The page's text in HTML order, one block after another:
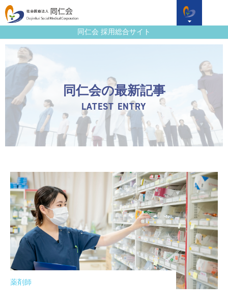
同仁会 採用総合サイト
同仁会の最新記事
LATEST ENTRY
薬剤師